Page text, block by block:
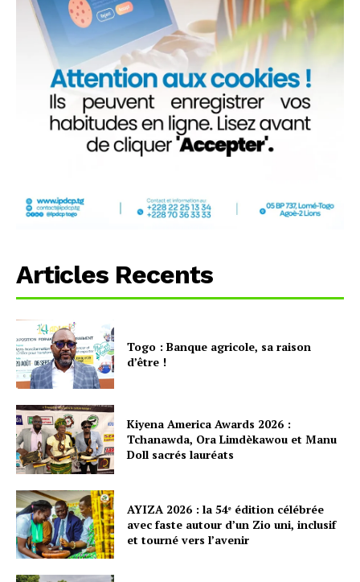
Articles Recents
Togo : Banque agricole, sa raison
d’être !
Kiyena America Awards 2026 :
Tchanawda, Ora Limdèkawou et Manu
Doll sacrés lauréats
AYIZA 2026 : la 54ᵉ édition célébrée
avec faste autour d’un Zio uni, inclusif
et tourné vers l’avenir